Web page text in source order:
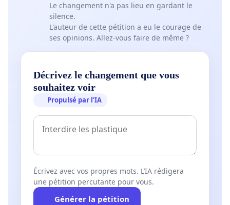
Le changement n'a pas lieu en gardant le
silence.
L'auteur de cette pétition a eu le courage de
ses opinions. Allez-vous faire de même ?
Décrivez le changement que vous
souhaitez voir
Propulsé par l’IA
Écrivez avec vos propres mots. L’IA rédigera
une pétition percutante pour vous.
Générer la pétition